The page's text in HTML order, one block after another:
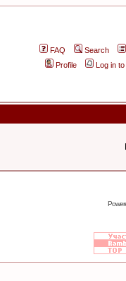
FAQ
Search
Profile
Log in